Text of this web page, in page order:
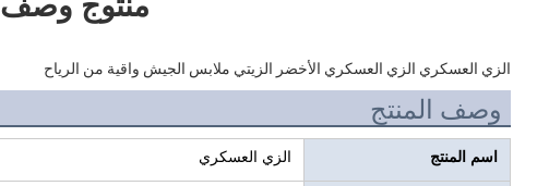
الزي العسكري الزي العسكري الأخضر الزيتي ملابس الجيش واقية من الرياح
وصف المنتج
اسم المنتج الزي العسكري